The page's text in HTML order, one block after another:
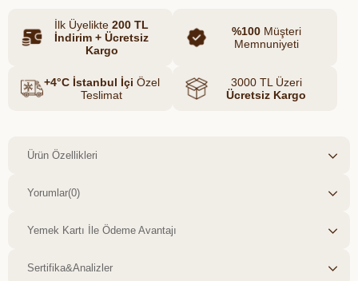
hazırlanan Madalı %100 Keçi Taze
Yoğurdu; kahvaltılarda, ara öğünlerde ve
İlk Üyelikte 200 TL
İndirim + Ücretsiz
Kargo
%100Müşteri
Memnuniyeti
+4°C İstanbul İçi Özel
Teslimat
3000 TL Üzeri
Ücretsiz Kargo
Ürün Özellikleri
Yorumlar(0)
Yemek Kartı İle Ödeme Avantajı
Sertifika&Analizler